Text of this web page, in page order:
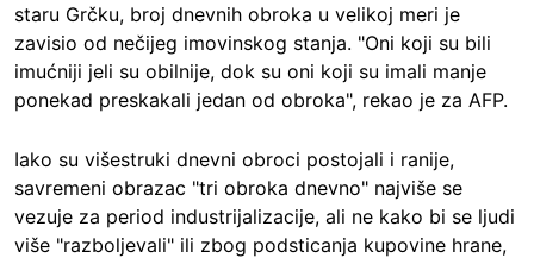
staru Grčku, broj dnevnih obroka u velikoj meri je
zavisio od nečijeg imovinskog stanja. "Oni koji su bili
imućniji jeli su obilnije, dok su oni koji su imali manje
ponekad preskakali jedan od obroka", rekao je za AFP.
Iako su višestruki dnevni obroci postojali i ranije,
savremeni obrazac "tri obroka dnevno" najviše se
vezuje za period industrijalizacije, ali ne kako bi se ljudi
više "razboljevali" ili zbog podsticanja kupovine hrane,